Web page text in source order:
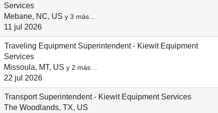
Services
Mebane, NC, US y 3 más…
11 jul 2026
Traveling Equipment Superintendent - Kiewit Equipment
Services
Missoula, MT, US y 2 más…
22 jul 2026
Transport Superintendent - Kiewit Equipment Services
The Woodlands, TX, US